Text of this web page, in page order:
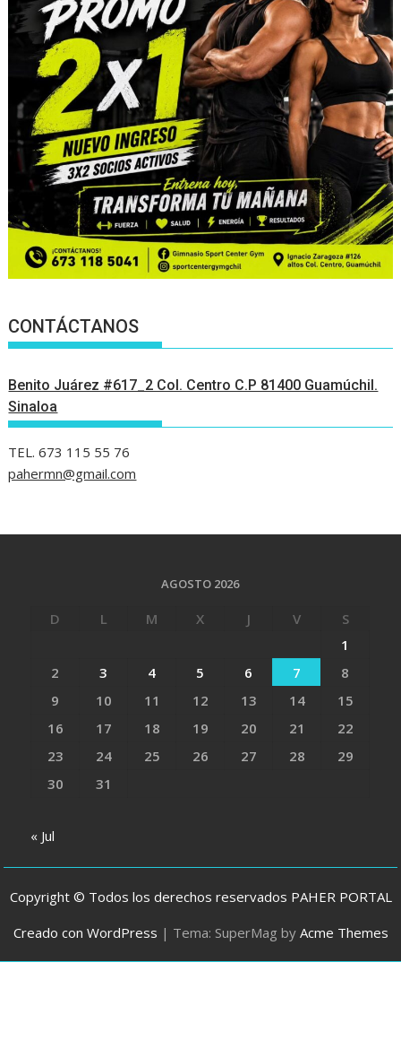
CONTÁCTANOS
Benito Juárez #617_2 Col. Centro C.P 81400 Guamúchil.
Sinaloa
TEL. 673 115 55 76
pahermn@gmail.com
AGOSTO 2026
D L M X J V
S
1
2
3 4 5 6 7
8
9
10 11 12 13 14
15
16
17 18 19 20 21
22
23
24 25 26 27 28
29
30
31
« Jul
Copyright © Todos los derechos reservados PAHER PORTAL
Creado con WordPress | Tema: SuperMag by Acme Themes